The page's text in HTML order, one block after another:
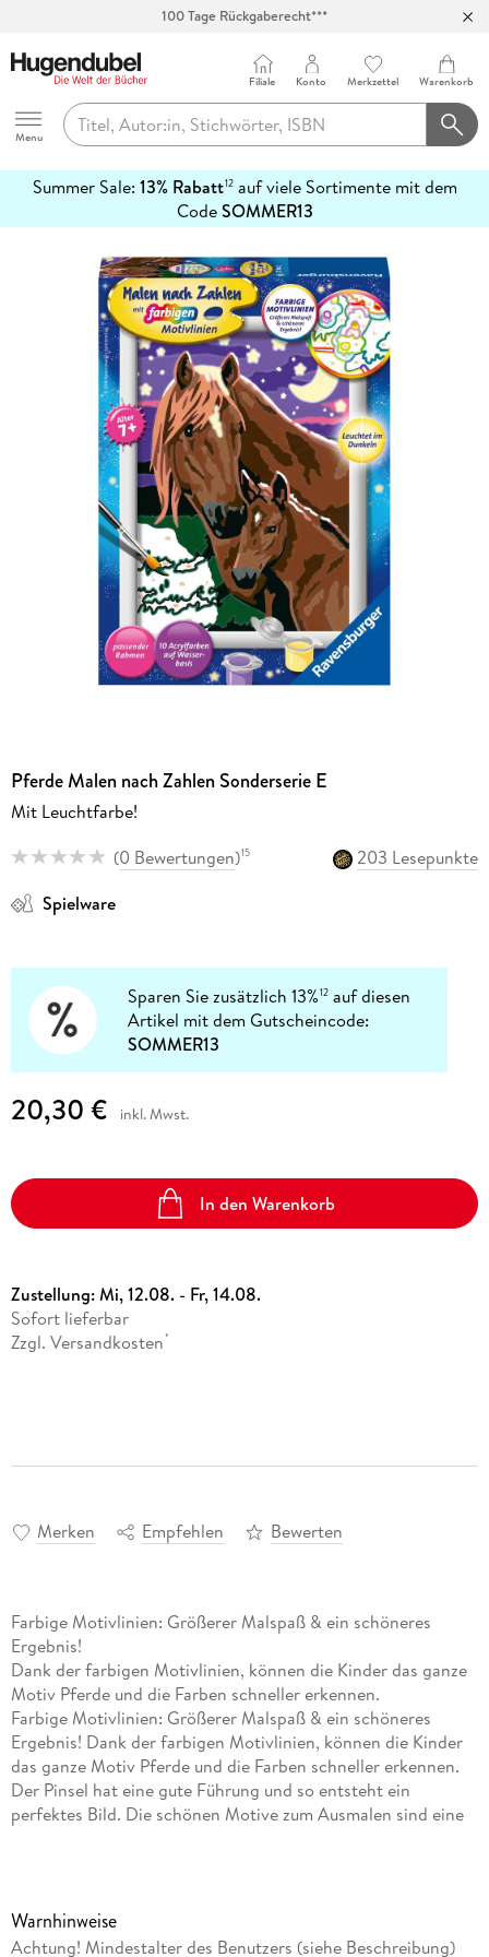
Abholung in über 100 Filialen
Hugendubel
Menu
Filiale Konto Merkzettel Warenkorb
Summer Sale: 13% Rabatt12auf viele Sortimente mit dem
CodeSOMMER13
erfahren
Pferde Malen nach Zahlen Sonderserie E
Mit Leuchtfarbe!
(0 Bewertungen)15
203 Lesepunkte
Spielware
Sparen Sie zusätzlich 13%12 auf diesen
Artikel mit dem Gutscheincode:
SOMMER13
20,30 € inkl. Mwst.
In den Warenkorb
Zustellung:Mi, 12.08. - Fr, 14.08.
Sofort lieferbar
Zzgl. Versandkosten *
Merken Empfehlen Bewerten
Farbige Motivlinien: Größerer Malspaß & ein schöneres
Ergebnis!
Dank der farbigen Motivlinien, können die Kinder das ganze
Motiv Pferde und die Farben schneller erkennen.
Farbige Motivlinien: Größerer Malspaß & ein schöneres
Ergebnis! Dank der farbigen Motivlinien, können die Kinder
das ganze Motiv Pferde und die Farben schneller erkennen.
Der Pinsel hat eine gute Führung und so entsteht ein
perfektes Bild. Die schönen Motive zum Ausmalen sind eine
Mit Malen nach Zahlen von Ravensburger lernen die Kinder
Flächen sorgfältig auszumalen, ihr Maltalent zu verbessern
Warnhinweise
Achtung! Mindestalter des Benutzers (siehe Beschreibung)